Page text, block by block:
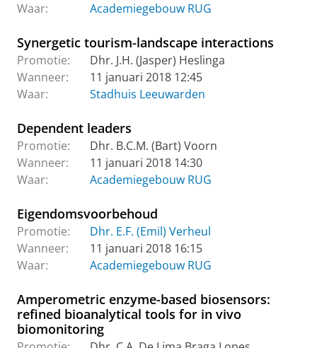
Waar:
Academiegebouw RUG
Synergetic tourism-landscape interactions
Promotie:
Dhr. J.H. (Jasper) Heslinga
Wanneer:
11 januari 2018 12:45
Waar:
Stadhuis Leeuwarden
Dependent leaders
Promotie:
Dhr. B.C.M. (Bart) Voorn
Wanneer:
11 januari 2018 14:30
Waar:
Academiegebouw RUG
Eigendomsvoorbehoud
Promotie:
Dhr. E.F. (Emil) Verheul
Wanneer:
11 januari 2018 16:15
Waar:
Academiegebouw RUG
Amperometric enzyme-based biosensors:
refined bioanalytical tools for in vivo
biomonitoring